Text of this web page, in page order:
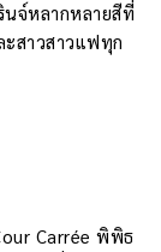
จ์หลากหลายสีที่
สาวสาวแฟทุก
Carrée พิพิธ